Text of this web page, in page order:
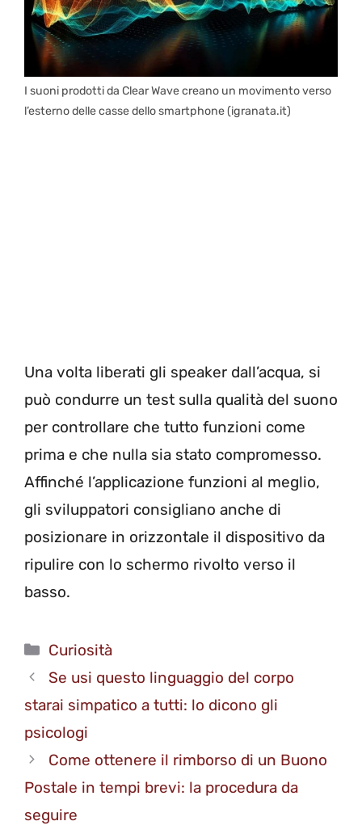
I suoni prodotti da Clear Wave creano un movimento verso
l’esterno delle casse dello smartphone (igranata.it)
Una volta liberati gli speaker dall’acqua, si
può condurre un test sulla qualità del suono
per controllare che tutto funzioni come
prima e che nulla sia stato compromesso.
Affinché l’applicazione funzioni al meglio,
gli sviluppatori consigliano anche di
posizionare in orizzontale il dispositivo da
ripulire con lo schermo rivolto verso il
basso.
Categorie
Curiosità
Se usi questo linguaggio del corpo
starai simpatico a tutti: lo dicono gli
psicologi
Come ottenere il rimborso di un Buono
Postale in tempi brevi: la procedura da
seguire